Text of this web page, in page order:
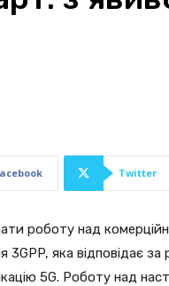
Twitter
роботу над
3GPP, яка відповідає
5G. Роботу над